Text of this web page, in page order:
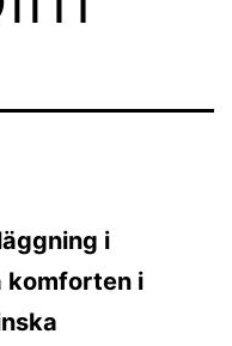
i
komforten i